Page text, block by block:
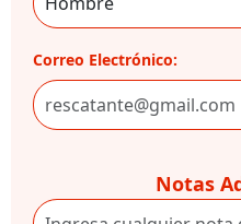
Correo Electrónico:
Notas